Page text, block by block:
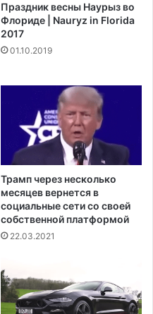
Праздник весны Наурыз во
Флориде | Nauryz in Florida
2017
01.10.2019
Трамп через несколько
месяцев вернется в
социальные сети со своей
собственной платформой
22.03.2021